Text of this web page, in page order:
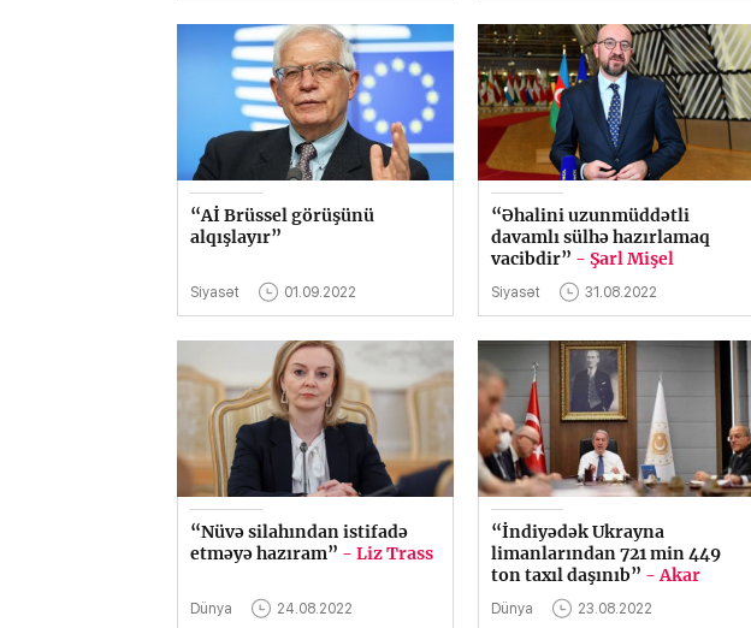
“Aİ Brüssel görüşünü
alqışlayır”
Siyasət 01.09.2022
“Əhalini uzunmüddətli
davamlı sülhə hazırlamaq
vacibdir” - Şarl Mişel
Siyasət 31.08.2022
“Nüvə silahından istifadə
etməyə hazıram” - Liz Trass
Dünya 24.08.2022
“İndiyədək Ukrayna
limanlarından 721 min 449
ton taxıl daşınıb” - Akar
Dünya 23.08.2022